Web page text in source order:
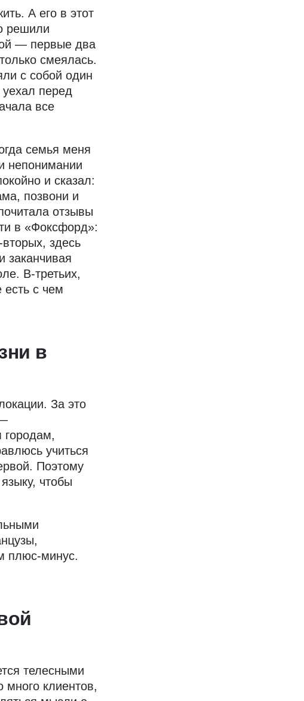
А его в этот
решили
— первые два
смеялась.
с собой один
перед
все
семья меня
непонимании
и сказал:
позвони и
отзывы
в «Фоксфорд»:
здесь
заканчивая
В-третьих,
с чем
в
За это
городам,
учиться
Поэтому
чтобы
плюс-минус.
телесными
много клиентов,